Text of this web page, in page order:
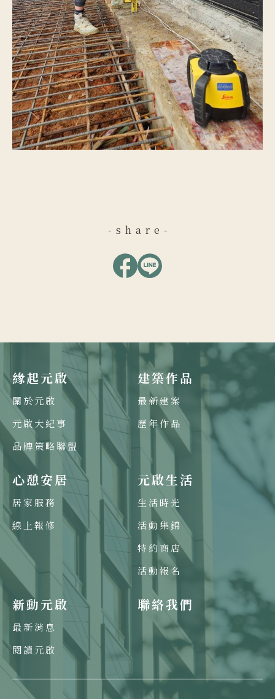
-share-
緣起元啟
關於元啟
元啟大紀事
品牌策略聯盟
建築作品
最新建案
歷年作品
心憩安居
居家服務
線上報修
元啟生活
生活時光
活動集錦
特約商店
活動報名
新動元啟
最新消息
閱讀元啟
聯絡我們